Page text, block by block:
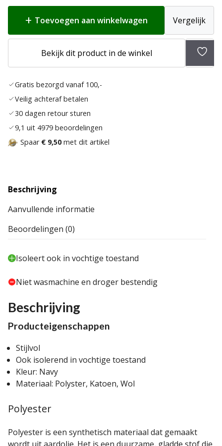
Toevoegen aan winkelwagen Vergelijk
Bekijk dit product in de winkel
Gratis bezorgd vanaf 100,-
Veilig achteraf betalen
30 dagen retour sturen
9,1 uit 4979 beoordelingen
Spaar € 9,50met dit artikel
Beschrijving
Aanvullende informatie
Beoordelingen (0)
Isoleert ook in vochtige toestand
Niet wasmachine en droger bestendig
Beschrijving
Producteigenschappen
Stijlvol
Ook isolerend in vochtige toestand
Kleur: Navy
Materiaal: Polyster, Katoen, Wol
Polyester
Polyester is een synthetisch materiaal dat gemaakt